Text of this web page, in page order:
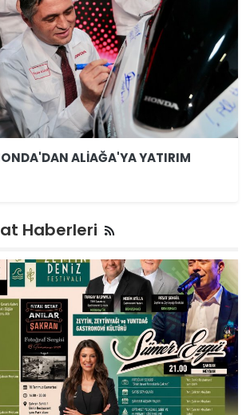
ALİAĞA'YA YATIRIM
Haberleri